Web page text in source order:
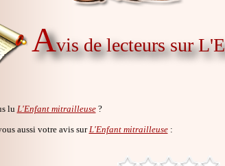
Avis de lecteurs sur
lu L'Enfant mitrailleuse?
aussi votre avis sur L'Enfant mitrailleuse: